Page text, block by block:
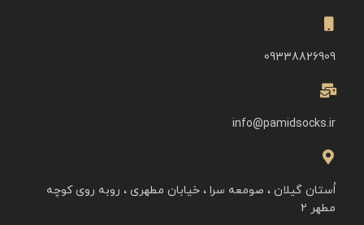
09338826909
info@pamidsocks.ir
اُستان گیلان ، صومعه سرا ، خیابان مطهری ، روبه روی کوچه
مطهر ۲